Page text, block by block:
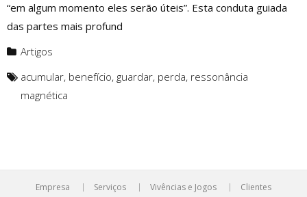
“em algum momento eles serão úteis”. Esta conduta guiada
das partes mais profund
Artigos
acumular, benefício, guardar, perda, ressonância
magnética
Empresa Serviços Vivências e Jogos Clientes